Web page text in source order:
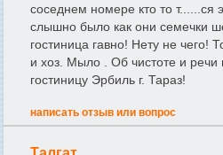
соседнем номере кто то т......ся
слышно было как они семечки
гостиница гавно! Нету не чего!
и хоз. Мыло . Об чистоте и речи
гостиницу Эрбиль г. Тараз!
написать отзыв или вопрос